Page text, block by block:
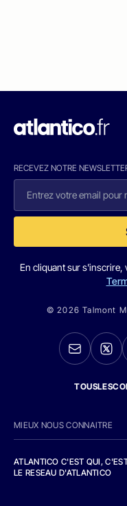
RECEVEZ NOTRE
En cliquant sur s'inscrire,
© 2026 Talmont
MIEUX NOUS CONNAITRE
ATLANTICO C'EST QUI,
LE RESEAU D'ATLANTICO